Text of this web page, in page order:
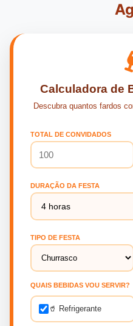
Calculadora de
Descubra quantos fardos
TOTAL DE CONVIDADOS
DURAÇÃO DA FESTA
TIPO DE FESTA
QUAIS BEBIDAS VOU SERVIR?
🥤 Refrigerante